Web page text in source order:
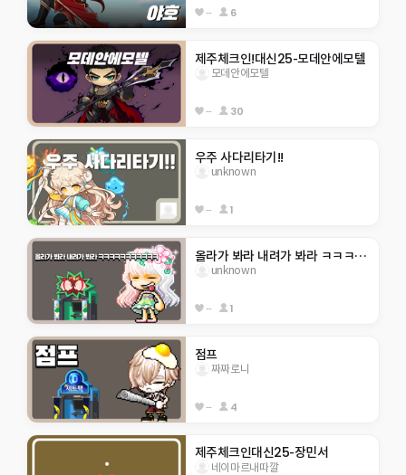
-- 6
제주체크인!대신25-모데안에모텔
모데안에모텔
-- 30
우주 사다리타기!!
unknown
-- 1
올라가 봐라 내려가 봐라 ㅋㅋㅋㅋㅋㅋㅋㅋㅋㅋㅋ
unknown
-- 1
점프
짜짜로니
-- 4
제주체크인대신25-장민서
네이마르내따깔